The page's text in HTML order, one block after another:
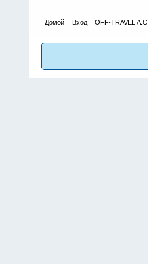
Домой Вход OFF-TRAVEL A.C.